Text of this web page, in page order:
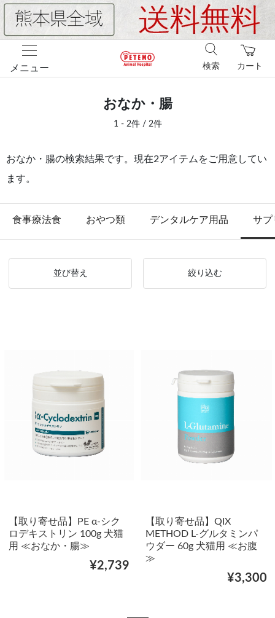
メニュー カート
検索
おなか・腸
1 - 2件 / 2件
おなか・腸の検索結果です。現在2アイテムをご用意してい
ます。
食事療法食 おやつ類 デンタルケア用品 サプ
並び替え 絞り込む
【取り寄せ品】PE α-シク
ロデキストリン 100g 犬猫
用 ≪おなか・腸≫
¥2,739
【取り寄せ品】QIX
METHOD L-グルタミンパ
ウダー 60g 犬猫用 ≪お腹
≫
¥3,300